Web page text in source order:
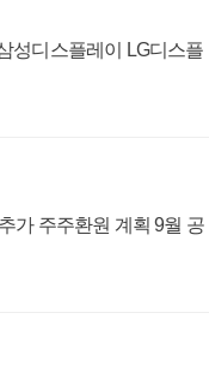
성디스플레이 LG디스플
가 주주환원 계획 9월 공